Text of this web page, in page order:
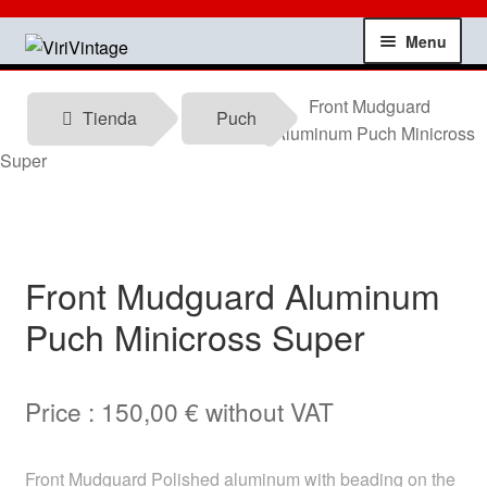
Skip
to
Skip
to
Menu
Shop
My account
News
Tienda Puch
Front Mudguard
Aluminum Puch Minicross
Super
Front Mudguard Aluminum
Puch Minicross Super
Price : 150,00 € without VAT
Front Mudguard Polished aluminum with beading on the